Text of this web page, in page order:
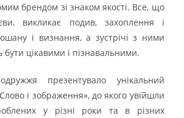
брендом зі знаком якості. Все, що
викликає подив, захоплення і
і визнання, а зустрічі з ними
цікавими і пізнавальними.
презентувало унікальний
і зображення», до якого увійшли
у різні роки та в різних